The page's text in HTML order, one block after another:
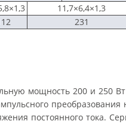
11,7×6,4×1,3
231
мощность 200 и 250 Вт
преобразования
постоянного тока.